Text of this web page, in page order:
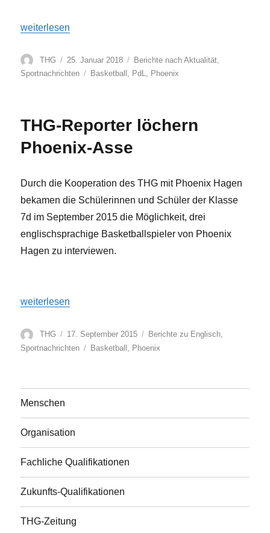
„Gymnasium schließt Kooperationsvertrag mit Phoenix
weiterlesen
Autor
THG
Veröffentlicht
am
25. Januar 2018 Kategorien
Berichte nach Aktualität,
Sportnachrichten
Schlagwörter
Basketball , PdL, Phoenix
THG-Reporter löchern
Phoenix-Asse
Durch die Kooperation des THG mit Phoenix Hagen
bekamen die Schülerinnen und Schüler der Klasse
7d im September 2015 die Möglichkeit, drei
englischsprachige Basketballspieler von Phoenix
Hagen zu interviewen.
„THG-Reporter löchern Phoenix-Asse“
weiterlesen
Autor
THG
Veröffentlicht
am
17. September 2015 Kategorien
Berichte zu Englisch,
Sportnachrichten
Schlagwörter
Basketball Phoenix
Menschen
Organisation
Fachliche Qualifikationen
Zukunfts-Qualifikationen
THG-Zeitung